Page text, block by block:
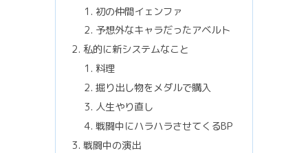
初の仲間イェンファ
予想外なキャラだったアベルト
私的に新システムなこと
料理
掘り出し物をメダルで購入
人生やり直し
戦闘中にハラハラさせてくるBP
戦闘中の演出